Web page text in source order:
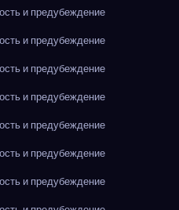
и предубеждение
и предубеждение
и предубеждение
и предубеждение
и предубеждение
и предубеждение
и предубеждение